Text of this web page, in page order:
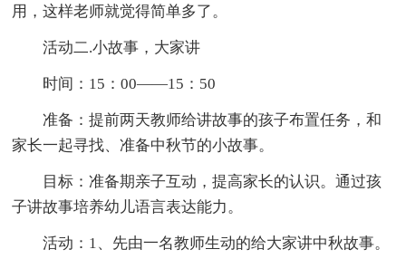
用，这样老师就觉得简单多了。
活动二.小故事，大家讲
时间：15：00——15：50
准备：提前两天教师给讲故事的孩子布置任务，和
家长一起寻找、准备中秋节的小故事。
目标：准备期亲子互动，提高家长的认识。通过孩
子讲故事培养幼儿语言表达能力。
活动：1、先由一名教师生动的给大家讲中秋故事。